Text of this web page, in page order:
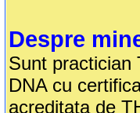
Despre
Sunt practician
DNA cu
acreditata de